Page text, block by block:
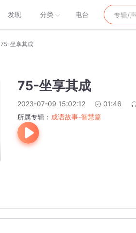
发现 分类 电台
75-坐享其成
75-坐享其成
2023-07-09 15:02:12 01:46
所属专辑： 成语故事-智慧篇